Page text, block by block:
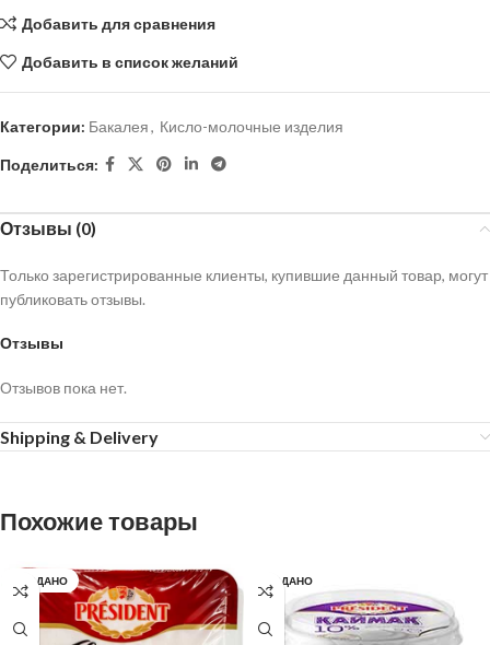
Добавить для сравнения
Добавить в список желаний
Категории: Бакалея, Кисло-молочные изделия
Поделиться:
Отзывы (0)
Отзывы
Отзывов пока нет.
Только зарегистрированные клиенты, купившие данный товар, могут
публиковать отзывы.
Shipping & Delivery
Похожие товары
ПРОДАНО ПРОДАНО